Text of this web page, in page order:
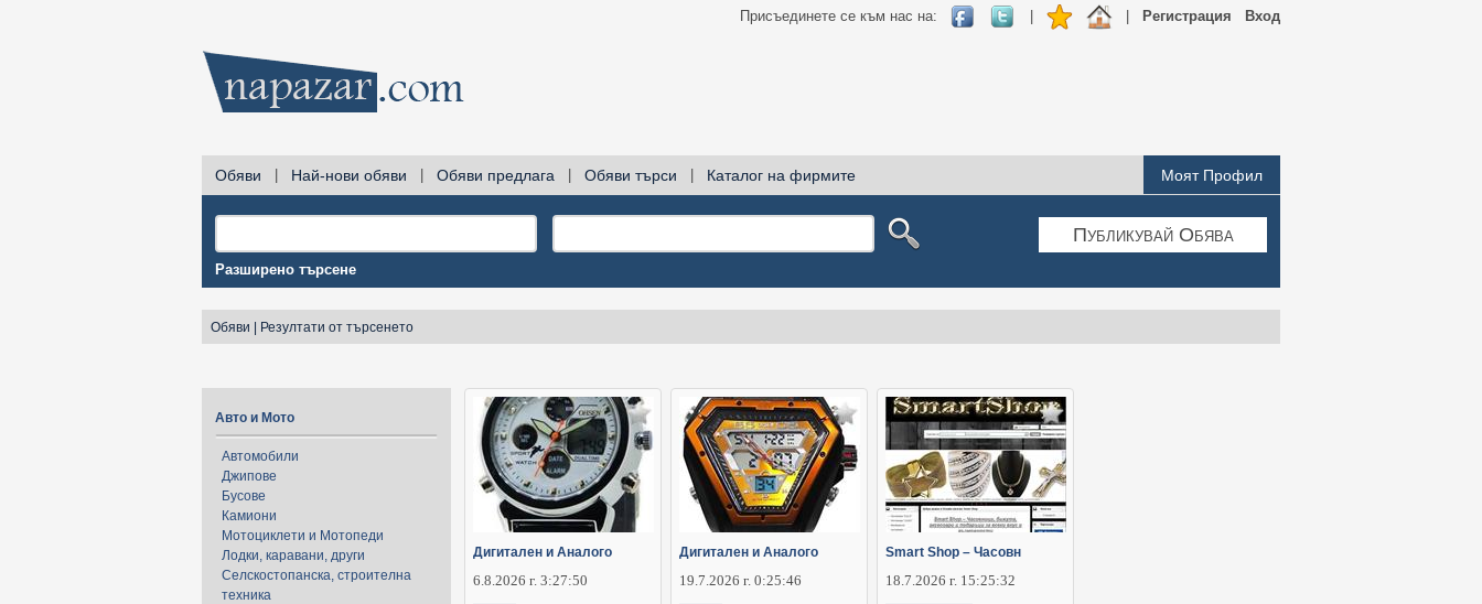
Вход
Регистрация
Присъединете се към нас на:
Обяви Най-нови обяви Обяви предлага Обяви търси Каталог на фирмите Моят Профил
Публикувай Обява
Разширено търсене
Обяви Резултати от търсенето
Авто и Мото
Автомобили
Джипове
Бусове
Камиони
Мотоциклети и Мотопеди
Лодки, каравани, други
Селскостопанска, строителна
техника
Дигитален и Аналого
6.8.2026 г. 3:27:50
Дигитален и Аналого
19.7.2026 г. 0:25:46
Smart Shop – Часовн
18.7.2026 г. 15:25:32